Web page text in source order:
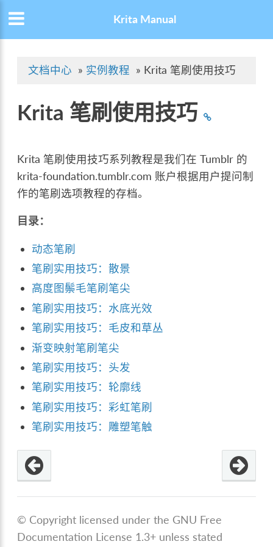
Krita Manual
文档中心 » 实例教程 » Krita 笔刷使用技巧
Krita 笔刷使用技巧
Krita 笔刷使用技巧系列教程是我们在 Tumblr 的
krita-foundation.tumblr.com 账户根据用户提问制
作的笔刷选项教程的存档。
目录：
动态笔刷
笔刷实用技巧：散景
高度图鬃毛笔刷笔尖
笔刷实用技巧：水底光效
笔刷实用技巧：毛皮和草丛
渐变映射笔刷笔尖
笔刷实用技巧：头发
笔刷实用技巧：轮廓线
笔刷实用技巧：彩虹笔刷
笔刷实用技巧：雕塑笔触
© Copyright licensed under the GNU Free
Documentation License 1.3+ unless stated